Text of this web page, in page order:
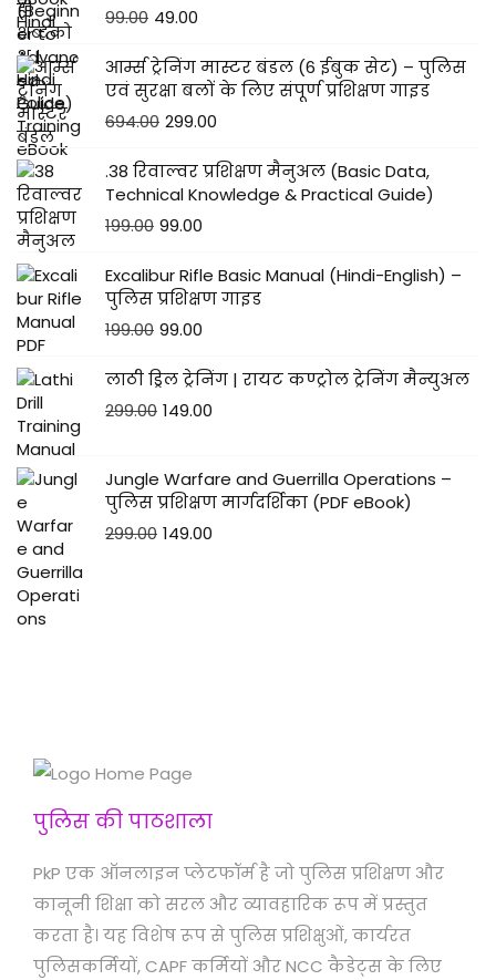
99.00 49.00
आर्म्स ट्रेनिंग मास्टर बंडल (6 ईबुक सेट) – पुलिस
एवं सुरक्षा बलों के लिए संपूर्ण प्रशिक्षण गाइड
694.00 299.00
.38 रिवाल्वर प्रशिक्षण मैनुअल (Basic Data,
Technical Knowledge & Practical Guide)
199.00 99.00
Excalibur Rifle Basic Manual (Hindi-English) –
पुलिस प्रशिक्षण गाइड
199.00 99.00
लाठी ड्रिल ट्रेनिंग | रायट कण्ट्रोल ट्रेनिंग मैन्युअल
299.00 149.00
Jungle Warfare and Guerrilla Operations –
पुलिस प्रशिक्षण मार्गदर्शिका (PDF eBook)
299.00 149.00
पुलिस की पाठशाला
PkP एक ऑनलाइन प्लेटफॉर्म है जो पुलिस प्रशिक्षण और
कानूनी शिक्षा को सरल और व्यावहारिक रूप में प्रस्तुत
करता है। यह विशेष रूप से पुलिस प्रशिक्षुओं, कार्यरत
पुलिसकर्मियों, CAPF कर्मियों और NCC कैडेट्स के लिए